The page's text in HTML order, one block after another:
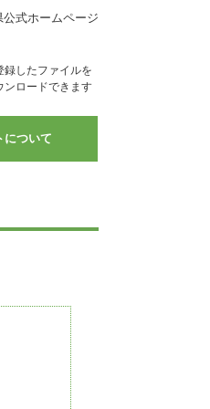
公式ホームページ
録したファイルを
ンロードできます
について